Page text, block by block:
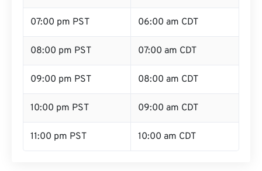
07:00 pm PST 06:00 am CDT
08:00 pm PST 07:00 am CDT
09:00 pm PST 08:00 am CDT
10:00 pm PST 09:00 am CDT
11:00 pm PST 10:00 am CDT